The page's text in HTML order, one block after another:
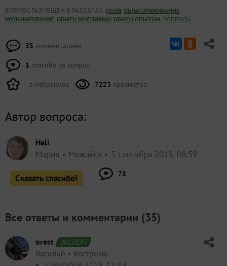
ВОПРОС РАЗМЕЩЕН В РАЗДЕЛАХ: ПОЛЯ, ОБЛАГОРАЖИВАНИЕ,
МУЛЬЧИРОВАНИЕ, ОБМЕН МНЕНИЯМИ, ОБМЕН ОПЫТОМ, ВОПРОСЫ
35 комментариев
1 спасибо за вопрос
в избранное 7223 просмотра
Автор вопроса:
Heli
Мария Можайск 5 сентября 2019, 08:59
Сказать спасибо! 78
Все ответы и комментарии (35)
orest ЭКСПЕРТ
Василий
Кострома